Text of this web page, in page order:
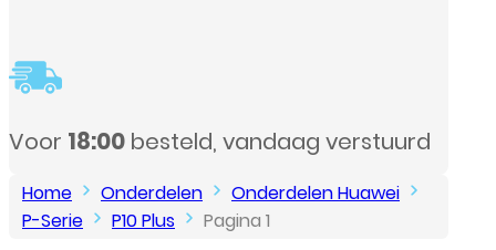
Home Onderdelen
Onderdelen Huawei
P-Serie
P10 Plus Pagina 1